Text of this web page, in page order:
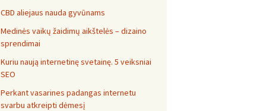
CBD aliejaus nauda gyvūnams
Medinės vaikų žaidimų aikštelės – dizaino
sprendimai
Kuriu naują internetinę svetainę. 5 veiksniai
SEO
Perkant vasarines padangas internetu
svarbu atkreipti dėmesį